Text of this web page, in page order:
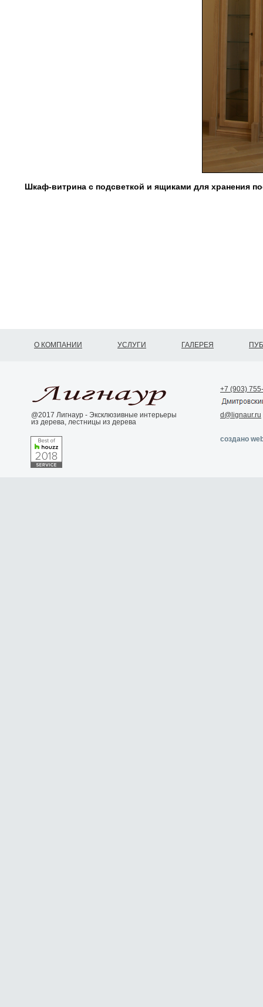
Шкаф-витрина с подсветкой и ящиками для хранения
О КОМПАНИИ УСЛУГИ ГАЛЕРЕЯ
@2017 Лигнаур - Эксклюзивные интерьеры
из дерева, лестницы из дерева
+7 (903)
d@lignaur.ru
создано